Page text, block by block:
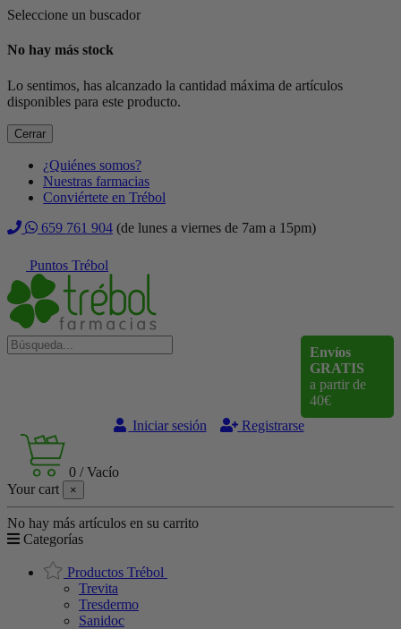
Seleccione un buscador
No hay más stock
Lo sentimos, has alcanzado la cantidad máxima de artículos
disponibles para este producto.
Cerrar
¿Quiénes somos?
Nuestras farmacias
Conviértete en Trébol
659 761 904 (de lunes a viernes de 7am a 15pm)
Puntos Trébol
Envíos
GRATIS
a partir de
40€
Iniciar sesión
Registrarse
0 /Vacío
Your cart
×
No hay más artículos en su carrito
Categorías
Productos Trébol
Trevita
Tresdermo
Sanidoc